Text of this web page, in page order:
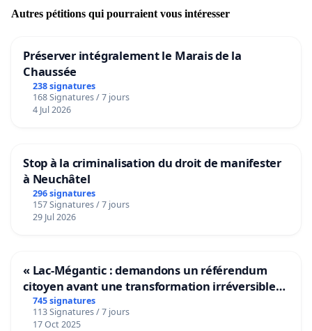
Autres pétitions qui pourraient vous intéresser
Préserver intégralement le Marais de la
Chaussée
238 signatures
168 Signatures / 7 jours
4 Jul 2026
Stop à la criminalisation du droit de manifester
à Neuchâtel
296 signatures
157 Signatures / 7 jours
29 Jul 2026
« Lac-Mégantic : demandons un référendum
citoyen avant une transformation irréversible
de notre territoire »
745 signatures
113 Signatures / 7 jours
17 Oct 2025